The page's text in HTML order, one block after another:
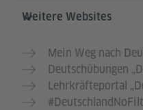
Weitere Websites
Mein Weg nach
Deutschübungen
Lehrkräfteportal